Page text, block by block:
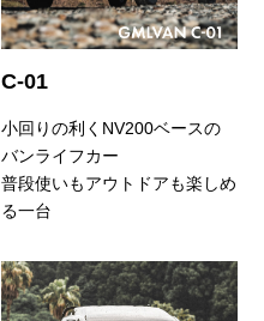
C-01
小回りの利くNV200ベースの
バンライフカー
普段使いもアウトドアも楽しめ
る一台